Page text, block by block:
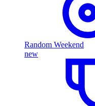
Random Weekend
new